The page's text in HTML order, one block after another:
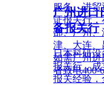
服务。进
证报关行，
部、广州
津、大连、
如需广州
者致电400-
广州进口
备报关行
日本科研
报关行，成
报关经验，